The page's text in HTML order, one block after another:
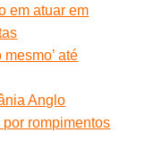
em atuar em
até
Anglo
rompimentos